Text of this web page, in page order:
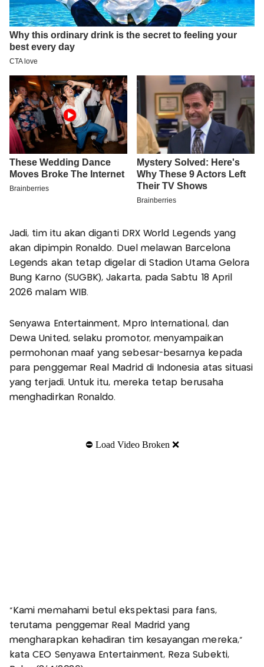
Jadi, tim itu akan diganti DRX World Legends yang
akan dipimpin Ronaldo. Duel melawan Barcelona
Legends akan tetap digelar di Stadion Utama Gelora
Bung Karno (SUGBK), Jakarta, pada Sabtu 18 April
2026 malam WIB.
Senyawa Entertainment, Mpro International, dan
Dewa United, selaku promotor, menyampaikan
permohonan maaf yang sebesar-besarnya kepada
para penggemar Real Madrid di Indonesia atas situasi
yang terjadi. Untuk itu, mereka tetap berusaha
menghadirkan Ronaldo.
“Kami memahami betul ekspektasi para fans,
terutama penggemar Real Madrid yang
mengharapkan kehadiran tim kesayangan mereka,”
kata CEO Senyawa Entertainment, Reza Subekti,